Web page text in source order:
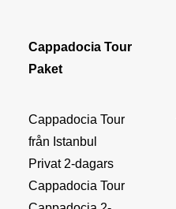
Cappadocia Tour
Paket
Cappadocia Tour
från Istanbul
Privat 2-dagars
Cappadocia Tour